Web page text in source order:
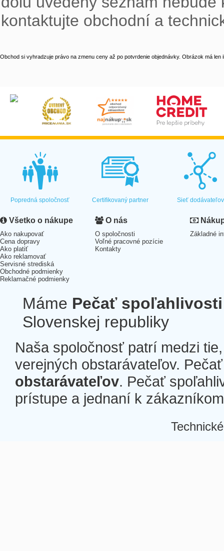
kontaktujte obchodní a
Obchod si vyhradzuje právo na zmenu ceny až po potvrdenie objednávky. Obrázok má len
Popredná spoločnosť Certifikovaný partner Sieť dodávateľov
Všetko o nákupe
Ako nakupovať
Cena dopravy
Ako platiť
Ako reklamovať
Servisné strediská
Obchodné podmienky
Reklamačné podmienky
O nás
O spoločnosti
Voľné pracovné pozície
Kontakty
Základné
Máme Pečať spoľahlivosti
Slovenskej republiky
Naša spoločnosť patrí medzi
verejných obstarávateľov.
obstarávateľov. Pečať
prístupe a jednaní k